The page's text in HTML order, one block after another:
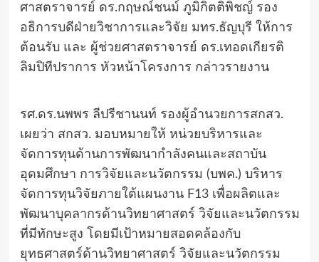
ศาสตราจารย์ ดร.กฤษณ์ชนม์ ภูมิกิตติพิชญ์ รอง
อธิการบดีฝ่ายวิชาการและวิจัย มทร.ธัญบุรี ให้การ
ต้อนรับ และ ผู้ช่วยศาสตราจารย์ ดร.เทอดเกียรติ
ลิมปิทีปราการ หัวหน้าโครงการ กล่าวรายงาน
รศ.ดร.นพพร ลีปรีชานนท์ รองผู้อำนวยการสกสว.
เผยว่า สกสว. มอบหมายให้ หน่วยบริหารและ
จัดการทุนด้านการพัฒนากำลังคนและสถาบัน
อุดมศึกษา การวิจัยและนวัตกรรม (บพค.) บริหาร
จัดการทุนวิจัยภายใต้แผนงาน F13 เพื่อผลิตและ
พัฒนาบุคลากรด้านวิทยาศาสตร์ วิจัยและนวัตกรรม
ที่มีทักษะสูง โดยมีเป้าหมายสอดคล้องกับ
ยุทธศาสตร์ด้านวิทยาศาสตร์ วิจัยและนวัตกรรม